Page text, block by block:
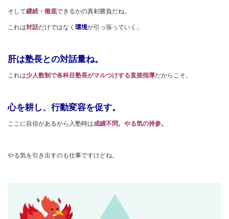
そして継続・徹底できるかの真剣勝負だね。
これは対話だけではなく 環境が引っ張っていく。
肝は塾長との対話量ね。
これは少人数制で各科目塾長がマルつけする直接指導だからこそ。
心を耕し、行動変容を促す。
ここに自信があるから入塾時は成績不問。やる気の持参。
やる気を引き出すのも仕事ですけどね。